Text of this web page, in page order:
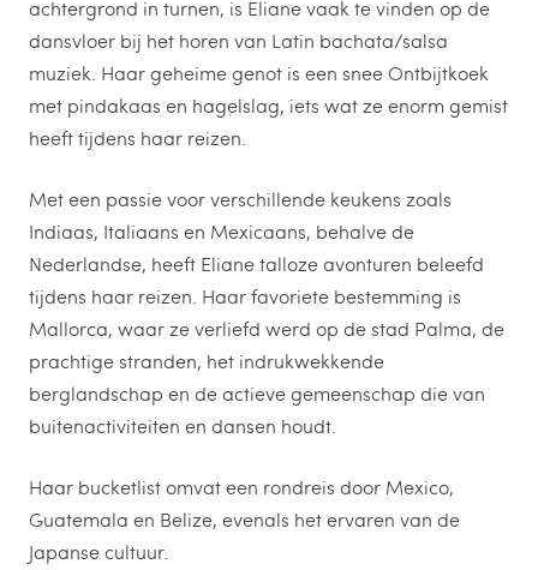
achtergrond in turnen, is Eliane vaak te vinden op de
dansvloer bij het horen van Latin bachata/salsa
muziek. Haar geheime genot is een snee Ontbijtkoek
met pindakaas en hagelslag, iets wat ze enorm gemist
heeft tijdens haar reizen.
Met een passie voor verschillende keukens zoals
Indiaas, Italiaans en Mexicaans, behalve de
Nederlandse, heeft Eliane talloze avonturen beleefd
tijdens haar reizen. Haar favoriete bestemming is
Mallorca, waar ze verliefd werd op de stad Palma, de
prachtige stranden, het indrukwekkende
berglandschap en de actieve gemeenschap die van
buitenactiviteiten en dansen houdt.
Haar bucketlist omvat een rondreis door Mexico,
Guatemala en Belize, evenals het ervaren van de
Japanse cultuur.